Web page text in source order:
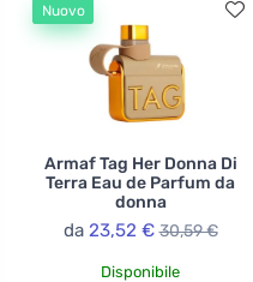
Nuovo
Armaf Tag Her Donna Di
Terra Eau de Parfum da
donna
da 23,52 € 30,59 €
Disponibile